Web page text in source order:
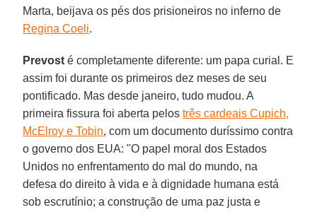
Marta, beijava os pés dos prisioneiros no inferno de
Regina Coeli.
Prevost é completamente diferente: um papa curial. E
assim foi durante os primeiros dez meses de seu
pontificado. Mas desde janeiro, tudo mudou. A
primeira fissura foi aberta pelostrês cardeais Cupich,
McElroy e Tobin, com um documento duríssimo contra
o governo dos EUA: "O papel moral dos Estados
Unidos no enfrentamento do mal do mundo, na
defesa do direito à vida e à dignidade humana está
sob escrutínio; a construção de uma paz justa e